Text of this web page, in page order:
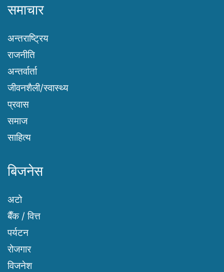
समाचार
अन्तराष्ट्रिय
राजनीति
अन्तर्वार्ता
जीवनशैली/स्वास्थ्य
प्रवास
समाज
साहित्य
बिजनेस
अटो
बैँक / वित्त
पर्यटन
रोजगार
विजनेश